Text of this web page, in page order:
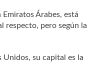
Árabes, está
respecto, pero según la
Unidos, su capital es la